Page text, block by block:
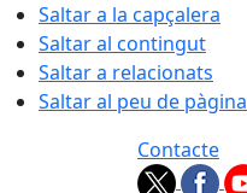
Saltar a la capçalera
Saltar al contingut
Saltar a relacionats
Saltar al peu de pàgina
Contacte